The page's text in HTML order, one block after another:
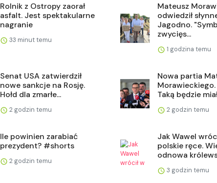
Rolnik z Ostropy zaorał
asfalt. Jest spektakularne
nagranie
33 minut temu
Mateusz
odwiedził
Jagodno.
zwycięs...
1 godzina temu
Senat USA zatwierdził
nowe sankcje na Rosję.
Hołd dla zmarłe...
2 godzin temu
Nowa partia
Morawieckiego.
Taką będzie
2 godzin temu
Ile powinien zarabiać
prezydent? #shorts
2 godzin temu
Jak Wawel
polskie ręce.
odnowa
3 godzin temu